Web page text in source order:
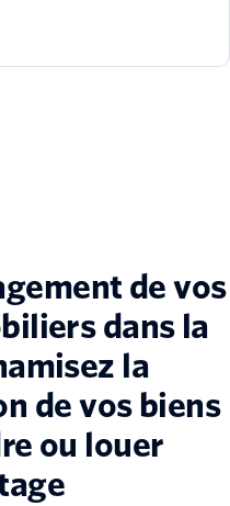
de vos
dans la
la
de vos biens
ou louer